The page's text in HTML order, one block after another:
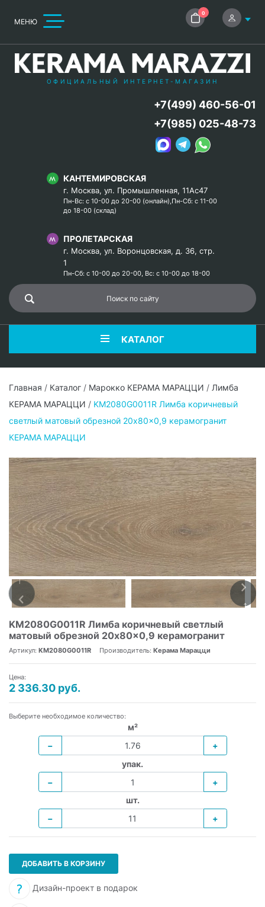
МЕНЮ
0
ОФИЦИАЛЬНЫЙ ИНТЕРНЕТ-МАГАЗИН
КАНТЕМИРОВСКАЯ
г. Москва, ул. Промышленная, 11Ас47
Пн-Вс: с 10-00 до 20-00 (онлайн),Пн-Сб: с 11-00
до 18-00 (склад)
ПРОЛЕТАРСКАЯ
г. Москва, ул. Воронцовская, д. 36, стр.
1
Пн-Сб: с 10-00 до 20-00, Вс: с 10-00 до 18-00
+7(499) 460-56-01
+7(985) 025-48-73
КАТАЛОГ
Главная / Каталог / Марокко КЕРАМА МАРАЦЦИ / Лимба
КЕРАМА МАРАЦЦИ / KM2080G0011R Лимба коричневый
светлый матовый обрезной 20x80x0,9 керамогранит
КЕРАМА МАРАЦЦИ
KM2080G0011R Лимба коричневый светлый
матовый обрезной 20x80x0,9 керамогранит
Артикул: KM2080G0011R Производитель: Керама Марацци
Цена:
2 336.30 руб.
Выберите необходимое количество:
м²
−
+
упак.
−
+
шт.
−
+
ДОБАВИТЬ В КОРЗИНУ
Дизайн-проект в подарок